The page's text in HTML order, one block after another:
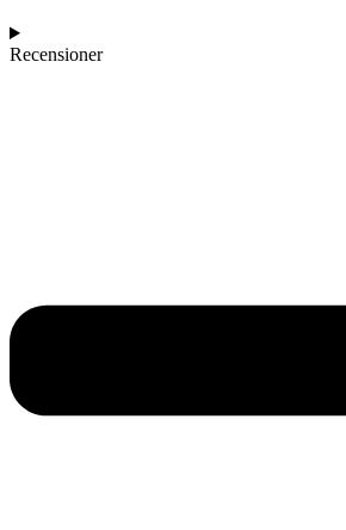
Recensioner